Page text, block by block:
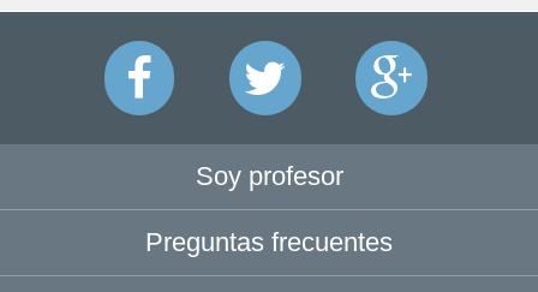
Soy profesor
Preguntas frecuentes